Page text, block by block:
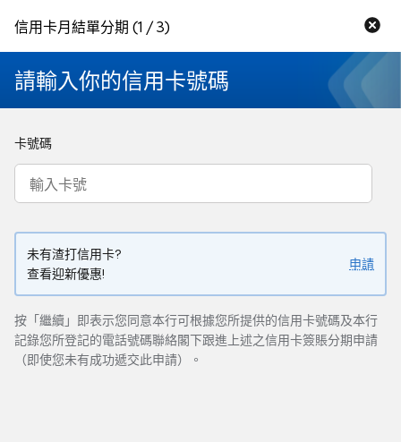
信用卡月結單分期 (1 / 3)
請輸入你的信用卡號碼
卡號碼
未有渣打信用卡?
查看迎新優惠!
申請
按「繼續」即表示您同意本行可根據您所提供的信用卡號碼及本行
記錄您所登記的電話號碼聯絡閣下跟進上述之信用卡簽賬分期申請
（即使您未有成功遞交此申請）。